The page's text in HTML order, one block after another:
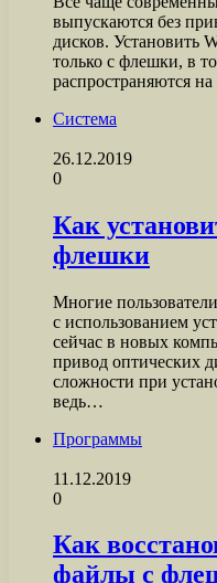
выпускаются без
дисков. Установить
только с флешки, в
распространяются
Система
26.12.2019
0
Как
флешки
Многие
с использованием
сейчас в новых
привод оптических
сложности при
ведь…
Программы
11.12.2019
0
Как
файлы с